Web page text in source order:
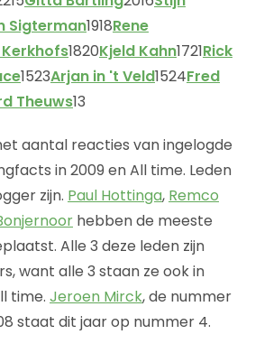
Sigterman1918Rene
1820Kjeld Kahn1721Rick
1523Arjan in 't Veld1524Fred
Theuws13
aantal reacties van ingelogde
in 2009 en All time. Leden
zijn. Paul Hottinga, Remco
hebben de meeste
Alle 3 deze leden zijn
want alle 3 staan ze ook in
time. Jeroen Mirck, de nummer
staat dit jaar op nummer 4.